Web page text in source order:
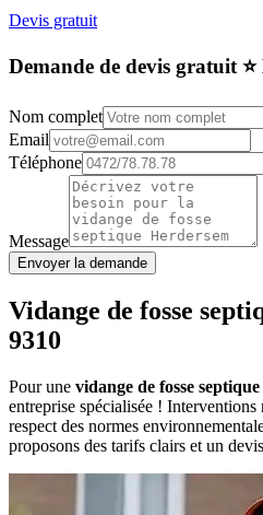
Devis gratuit
Demande de devis gratuit ⭐️
Nom complet
Email
Téléphone
Message
Envoyer la demande
Vidange de fosse
9310
Pour une vidange de fosse
entreprise spécialisée !
respect des normes
proposons des tarifs clairs et un